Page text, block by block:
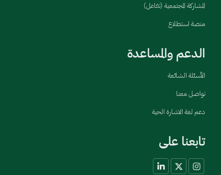
المشاركة المجتمعية (تفاعل)
منصة استطلاع
الدعم والمساعدة
الأسئلة الشائعة
تواصل معنا
دعم لغة الاشارة الحية
تابعنا على